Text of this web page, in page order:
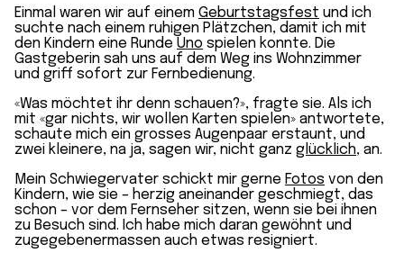
Einmal waren wir auf einem Geburtstagsfest und ich
suchte nach einem ruhigen Plätzchen, damit ich mit
den Kindern eine Runde Uno spielen konnte. Die
Gastgeberin sah uns auf dem Weg ins Wohnzimmer
und griff sofort zur Fernbedienung.
«Was möchtet ihr denn schauen?», fragte sie. Als ich
mit «gar nichts, wir wollen Karten spielen» antwortete,
schaute mich ein grosses Augenpaar erstaunt, und
zwei kleinere, na ja, sagen wir, nicht ganz glücklich, an.
Mein Schwiegervater schickt mir gerne Fotos von den
Kindern, wie sie – herzig aneinander geschmiegt, das
schon – vor dem Fernseher sitzen, wenn sie bei ihnen
zu Besuch sind. Ich habe mich daran gewöhnt und
zugegebenermassen auch etwas resigniert.